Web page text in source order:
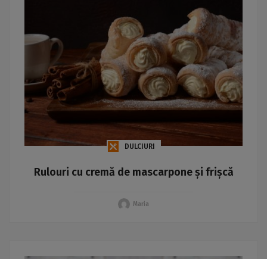
DULCIURI
Rulouri cu cremă de mascarpone și frișcă
Maria